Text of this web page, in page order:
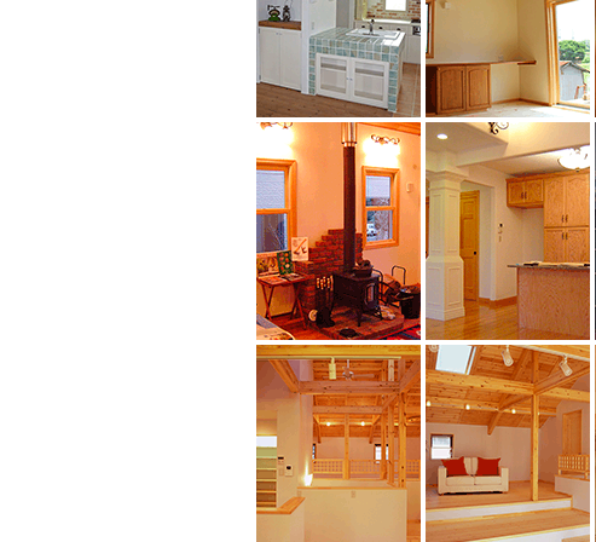
内装漆喰仕上げ 木とドライウォール
カントリースタイル 柱もドライウォール